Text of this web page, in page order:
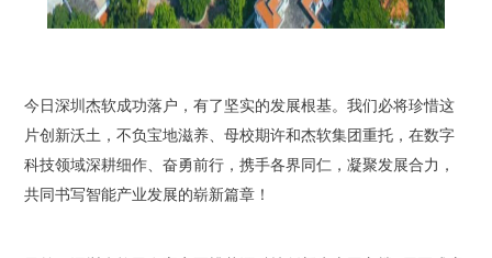
今日深圳杰软成功落户，有了坚实的发展根基。我们必将珍惜这
片创新沃土，不负宝地滋养、母校期许和杰软集团重托，在数字
科技领域深耕细作、奋勇前行，携手各界同仁，凝聚发展合力，
共同书写智能产业发展的崭新篇章！